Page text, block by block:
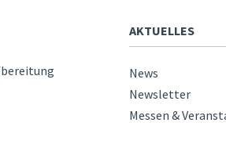
AKTUELLES
News
Newsletter
Messen &